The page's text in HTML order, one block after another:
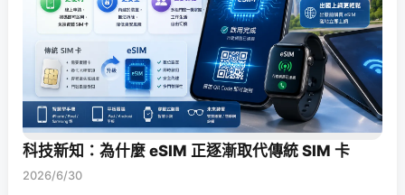
科技新知：為什麼 eSIM 正逐漸取代傳統 SIM 卡
2026/6/30